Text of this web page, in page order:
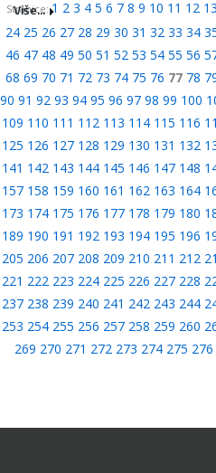
Više...
Stranice:1 2 3 4 5 6 7 8 9 10 11 12 13
24 25 26 27 28 29 30 31 32 33 34
46 47 48 49 50 51 52 53 54 55 56
68 69 70 71 72 73 74 75 76 77 78
90 91 92 93 94 95 96 97 98 99 100
109 110 111 112 113 114 115 116
125 126 127 128 129 130 131 132
141 142 143 144 145 146 147 148
157 158 159 160 161 162 163 164
173 174 175 176 177 178 179 180
189 190 191 192 193 194 195 196
205 206 207 208 209 210 211 212
221 222 223 224 225 226 227 228
237 238 239 240 241 242 243 244
253 254 255 256 257 258 259 260
269 270 271 272 273 274 275 276